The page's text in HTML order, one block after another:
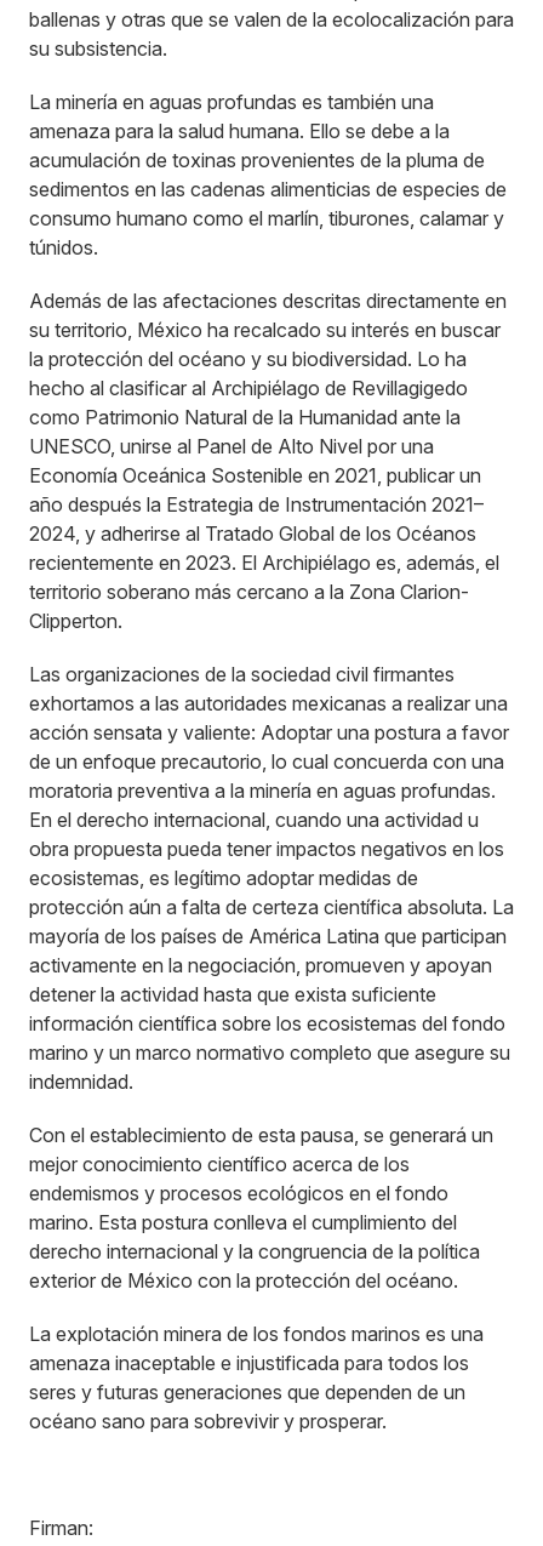
ballenas y otras que se valen de la ecolocalización para
su subsistencia.
La minería en aguas profundas es también una
amenaza para la salud humana. Ello se debe a la
acumulación de toxinas provenientes de la pluma de
sedimentos en las cadenas alimenticias de especies de
consumo humano como el marlín, tiburones, calamar y
túnidos.
Además de las afectaciones descritas directamente en
su territorio, México ha recalcado su interés en buscar
la protección del océano y su biodiversidad. Lo ha
hecho al clasificar al Archipiélago de Revillagigedo
como Patrimonio Natural de la Humanidad ante la
UNESCO, unirse al Panel de Alto Nivel por una
Economía Oceánica Sostenible en 2021, publicar un
año después la Estrategia de Instrumentación 2021–
2024, y adherirse al Tratado Global de los Océanos
recientemente en 2023. El Archipiélago es, además, el
territorio soberano más cercano a la Zona Clarion-
Clipperton.
Las organizaciones de la sociedad civil firmantes
exhortamos a las autoridades mexicanas a realizar una
acción sensata y valiente: Adoptar una postura a favor
de un enfoque precautorio, lo cual concuerda con una
moratoria preventiva a la minería en aguas profundas.
En el derecho internacional, cuando una actividad u
obra propuesta pueda tener impactos negativos en los
ecosistemas, es legítimo adoptar medidas de
protección aún a falta de certeza científica absoluta. La
mayoría de los países de América Latina que participan
activamente en la negociación, promueven y apoyan
detener la actividad hasta que exista suficiente
información científica sobre los ecosistemas del fondo
marino y un marco normativo completo que asegure su
indemnidad.
Con el establecimiento de esta pausa, se generará un
mejor conocimiento científico acerca de los
endemismos y procesos ecológicos en el fondo
marino. Esta postura conlleva el cumplimiento del
derecho internacional y la congruencia de la política
exterior de México con la protección del océano.
La explotación minera de los fondos marinos es una
amenaza inaceptable e injustificada para todos los
seres y futuras generaciones que dependen de un
océano sano para sobrevivir y prosperar.
Firman: